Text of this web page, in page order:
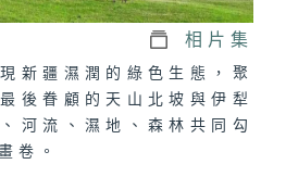
相片集
新疆濕潤的綠色生態，聚
後眷顧的天山北坡與伊犁
河流、濕地、森林共同勾
卷。